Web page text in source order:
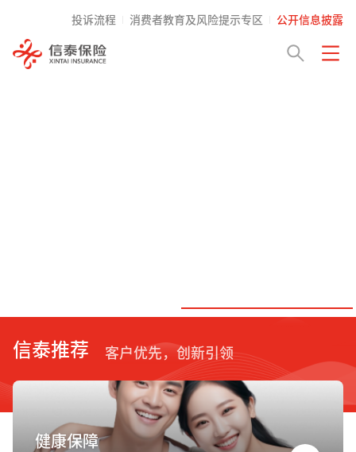
投诉流程 消费者教育及风险提示专区 公开信息披露
信泰推荐 客户优先，创新引领
健康保障